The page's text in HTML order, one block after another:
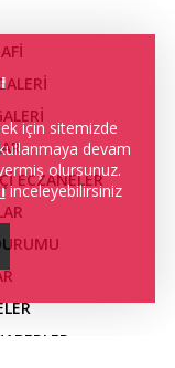
ECZANELER
için sitemizde
devam
olursunuz.
inceleyebilirsiniz